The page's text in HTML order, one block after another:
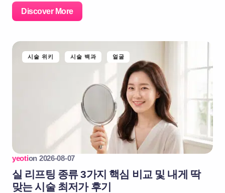
Discover More
시술 위키 시술 백과 얼굴
yeotion 2026-08-07
실 리프팅 종류 3가지 핵심 비교 및 내게 딱
맞는 시술 최저가 후기